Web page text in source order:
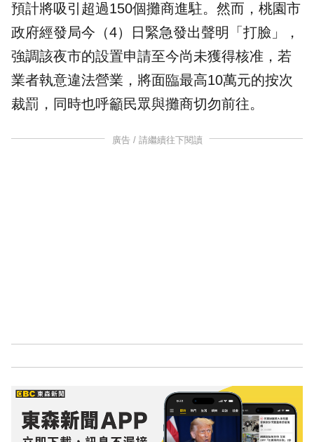
預計將吸引超過150個攤商進駐。然而，桃園市
政府經發局今（4）日緊急發出聲明「打臉」，
強調該夜市的設置申請至今尚未獲得核准，若
業者執意違法營業，將面臨最高10萬元的按次
裁罰，同時也呼籲民眾與攤商切勿前往。
廣告 / 請繼續往下閱讀